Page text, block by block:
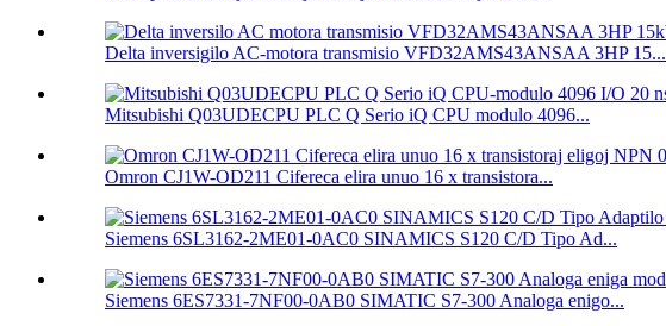
Delta inversigilo AC-motora transmisio VFD32AMS43ANSAA 3HP 15...
Mitsubishi Q03UDECPU PLC Q Serio iQ CPU modulo 4096...
Omron CJ1W-OD211 Cifereca elira unuo 16 x transistora...
Siemens 6SL3162-2ME01-0AC0 SINAMICS S120 C/D Tipo Ad...
Siemens 6ES7331-7NF00-0AB0 SIMATIC S7-300 Analoga enigo...